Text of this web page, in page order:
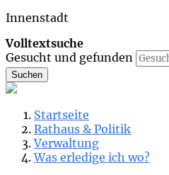
Innenstadt
Volltextsuche
Gesucht und gefunden
Suchen
Startseite
Rathaus & Politik
Verwaltung
Was erledige ich wo?